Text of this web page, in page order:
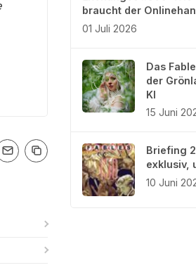
braucht der
01 Juli 2026
Das
der
KI
15 Juni
Briefing
exklusiv,
10 Juni